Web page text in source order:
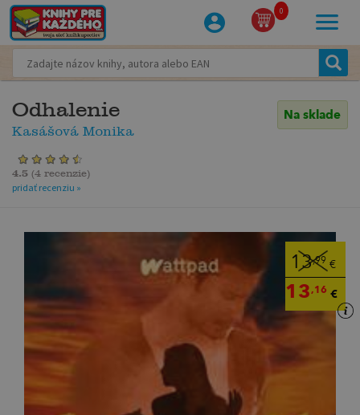
0
Odhalenie
Kasášová Monika
Na sklade
4.5 (4 recenzie)
pridať recenziu »
13,99 €
13,16 €